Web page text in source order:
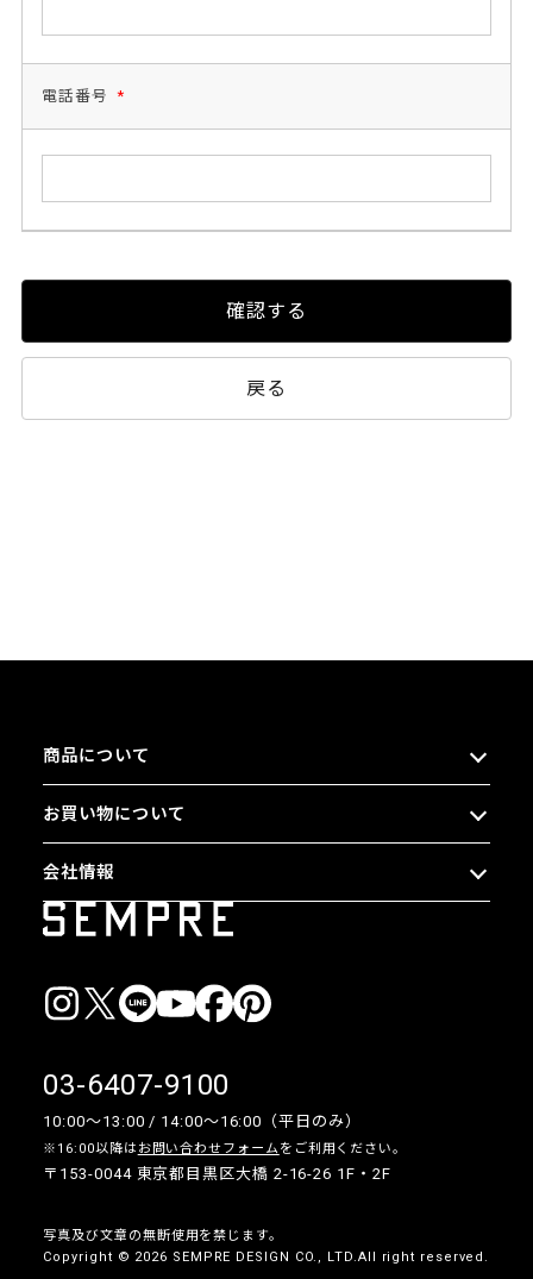
電話番号 *
確認する
戻る
商品について
お買い物について
会社情報
03-6407-9100
10:00〜13:00 / 14:00〜16:00（平日のみ）
※16:00以降は お問い合わせフォームをご利用ください。
〒153-0044 東京都目黒区大橋 2-16-26 1F・2F
写真及び文章の無断使用を禁じます。
Copyright © 2026 SEMPRE DESIGN CO., LTD.All right reserved.